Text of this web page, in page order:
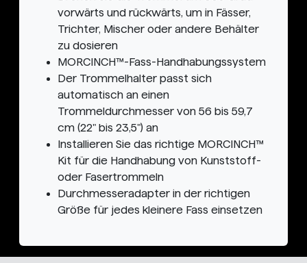
vorwärts und rückwärts, um in Fässer,
Trichter, Mischer oder andere Behälter
zu dosieren
MORCINCH™-Fass-Handhabungssystem
Der Trommelhalter passt sich
automatisch an einen
Trommeldurchmesser von 56 bis 59,7
cm (22" bis 23,5") an
Installieren Sie das richtige MORCINCH™
Kit für die Handhabung von Kunststoff-
oder Fasertrommeln
Durchmesseradapter in der richtigen
Größe für jedes kleinere Fass einsetzen